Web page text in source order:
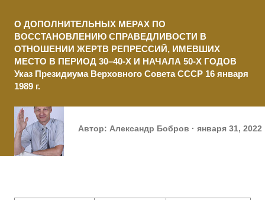
О ДОПОЛНИТЕЛЬНЫХ МЕРАХ ПО
ВОССТАНОВЛЕНИЮ СПРАВЕДЛИВОСТИ В
ОТНОШЕНИИ ЖЕРТВ РЕПРЕССИЙ, ИМЕВШИХ
МЕСТО В ПЕРИОД 30–40-Х И НАЧАЛА 50-Х ГОДОВ
Указ Президиума Верховного Совета СССР 16 января
1989 г.
Автор: Александр Бобров января 31, 2022